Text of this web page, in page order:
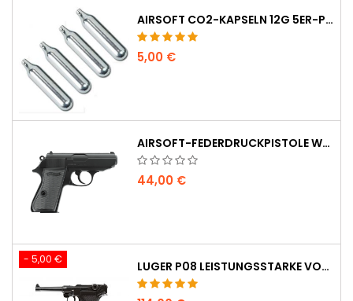
AIRSOFT CO2-KAPSELN 12G 5ER-PACK - HERGESTELLT IN UNGARN, EU, PREMIUM QUALITÄT
5,00 €
AIRSOFT-FEDERDRUCKPISTOLE WALTHER PPK/S
44,00 €
- 5,00 € LUGER P08 LEISTUNGSSTARKE VOLLMETALL CO2 AIRSOFT PISTOLE - UMAREX LEGENDS